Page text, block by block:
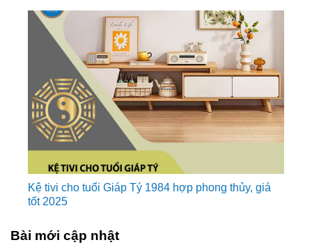
Kệ tivi cho tuổi Giáp Tý 1984 hợp phong thủy, giá
tốt 2025
Bài mới cập nhật